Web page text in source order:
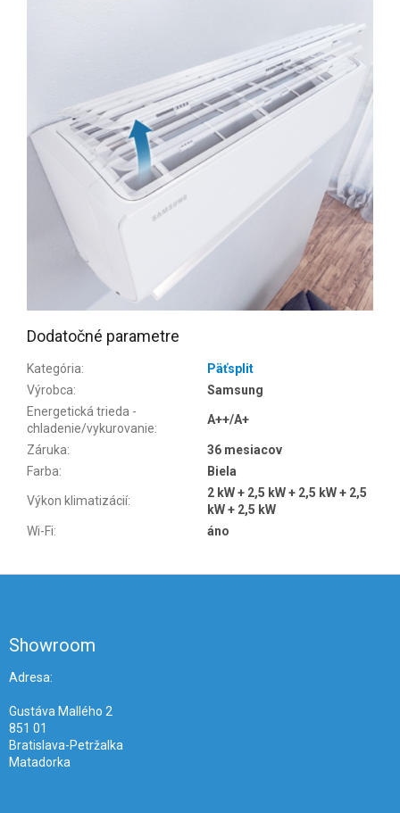
Dodatočné parametre
Kategória:
Päťsplit
Výrobca:
Samsung
Energetická trieda -
chladenie/vykurovanie:
A++/A+
Záruka:
36 mesiacov
Farba: Biela
Výkon klimatizácií:
2 kW + 2,5 kW + 2,5 kW + 2,5
kW + 2,5 kW
Wi-Fi: áno
Showroom
Adresa:
Gustáva Mallého 2
851 01
Bratislava-Petržalka
Matadorka